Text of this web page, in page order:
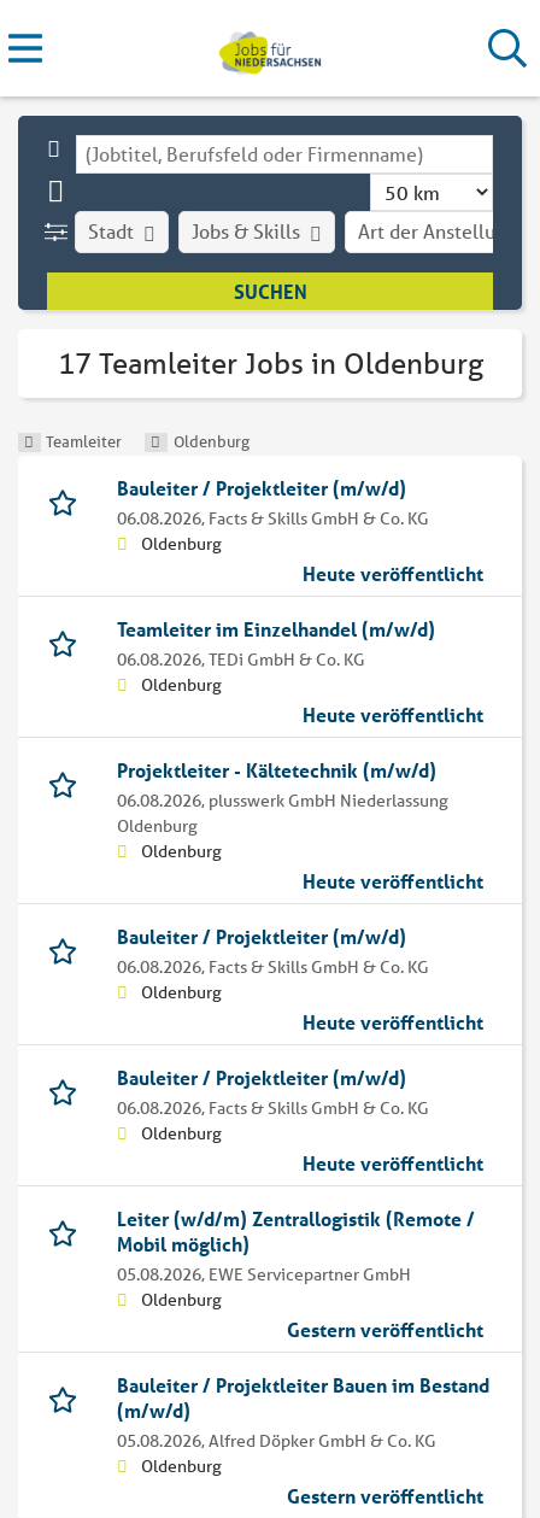
Stadt Art der Anstellung
Jobs & Skills
17 Teamleiter Jobs in Oldenburg
Teamleiter Oldenburg
Bauleiter / Projektleiter (m/w/d)
06.08.2026, Facts & Skills GmbH & Co. KG
Oldenburg
Heute veröffentlicht
Teamleiter im Einzelhandel (m/w/d)
06.08.2026,TEDi GmbH & Co. KG
Oldenburg
Heute veröffentlicht
Projektleiter - Kältetechnik (m/w/d)
06.08.2026, plusswerk GmbH Niederlassung
Oldenburg
Oldenburg
Heute veröffentlicht
Bauleiter / Projektleiter (m/w/d)
06.08.2026, Facts & Skills GmbH & Co. KG
Oldenburg
Heute veröffentlicht
Bauleiter / Projektleiter (m/w/d)
06.08.2026, Facts & Skills GmbH & Co. KG
Oldenburg
Heute veröffentlicht
Leiter (w/d/m) Zentrallogistik (Remote /
Mobil möglich)
05.08.2026, EWE Servicepartner GmbH
Oldenburg
Gestern veröffentlicht
Bauleiter / Projektleiter Bauen im Bestand
(m/w/d)
05.08.2026,Alfred Döpker GmbH & Co. KG
Oldenburg
Gestern veröffentlicht